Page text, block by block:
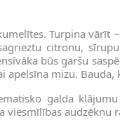
Turpina vārīt
citronu,
būs garšu
apelsīna mizu. Bauda,
galda
audzēkņu